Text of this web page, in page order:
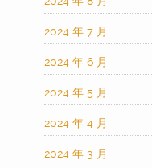
2024 年 7 月
2024 年 6 月
2024 年 5 月
2024 年 4 月
2024 年 3 月